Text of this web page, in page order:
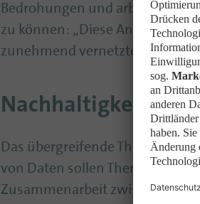
Bedrohungen und arbeitet mit
zu können: „Diese Ansätze
zunehmend vernetzten
Nachhaltigkeit als
Das übergreifende Thema der
von Daten sollen Themen wie
Zusammenarbeit zwischen der